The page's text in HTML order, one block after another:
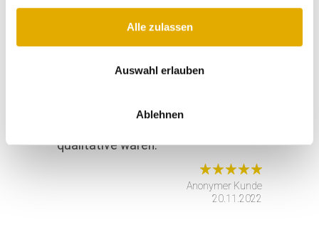
Alle zulassen
Auswahl erlauben
Ablehnen
beanstandungen.
qualitative waren.
Anonymer Kunde
20.11.2022